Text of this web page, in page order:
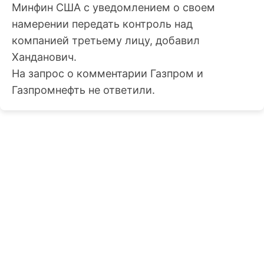
Минфин США с уведомлением о своем
намерении передать контроль над
компанией третьему лицу, добавил
Ханданович.
На запрос о комментарии Газпром и
Газпромнефть не ответили.